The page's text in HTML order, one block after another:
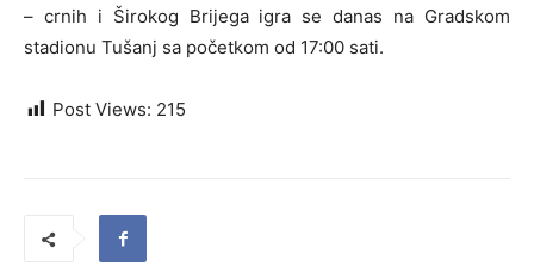
– crnih i Širokog Brijega igra se danas na Gradskom
stadionu Tušanj sa početkom od 17:00 sati.
Post Views: 215